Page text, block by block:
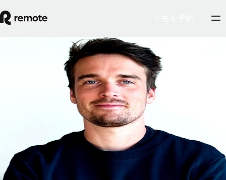
Valentin Haarscher
Valentin is the GM of Remote Equity at Remote. He has established
deep knowledge in international equity compensation, taxation, and
compliance, with a strong expertise in the US private market for
companies ranging from pre-seed to pre-IPO. His vision of equity
compensation is innovative and disruptive, challenging the market to
constantly evolve and push the boundaries of equity compensation to
adapt to a new world of global work.